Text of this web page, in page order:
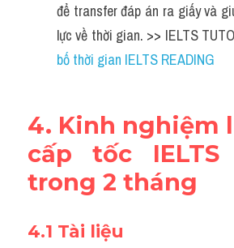
để transfer đáp án ra giấy và
lực về thời gian. >> IELTS
bố thời gian IELTS READING
4. Kinh nghiệm
cấp tốc
trong 2 tháng
4.1 Tài liệu